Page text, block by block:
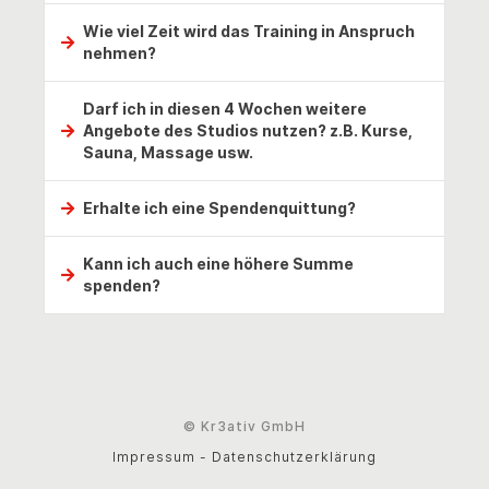
Voraussetzungen mitbringen.
Wie viel Zeit wird das Training in Anspruch
nehmen?
Gesundheitscoach individuell für dich zusammengestellt
und dauert maximal 45 Minuten.
Darf ich in diesen 4 Wochen weitere
Angebote des Studios nutzen? z.B. Kurse,
Sauna, Massage usw.
variiert und somit kannst du es gern mit deinem
ausgewählten Studio absprechen.
Erhalte ich eine Spendenquittung?
gestaffelt dem Sonnenstrahl e.V.. Im Anschluss erstellt
der Verein Spendenquittungen und sendet diese dir per
Post zu.
Kann ich auch eine höhere Summe
spenden?
© Kr3ativ GmbH
Impressum - Datenschutzerklärung